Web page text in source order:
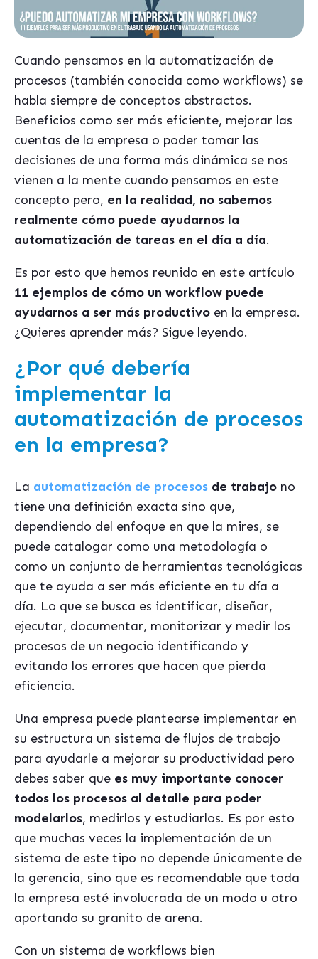
Cuando pensamos en la automatización de
procesos (también conocida como workflows) se
habla siempre de conceptos abstractos.
Beneficios como ser más eficiente, mejorar las
cuentas de la empresa o poder tomar las
decisiones de una forma más dinámica se nos
vienen a la mente cuando pensamos en este
concepto pero, en la realidad, no sabemos
realmente cómo puede ayudarnos la
automatización de tareas en el día a día.
Es por esto que hemos reunido en este artículo
11 ejemplos de cómo un workflow puede
ayudarnos a ser más productivo en la empresa.
¿Quieres aprender más? Sigue leyendo.
¿Por qué debería
implementar la
automatización de procesos
en la empresa?
La automatización de procesos de trabajo no
tiene una definición exacta sino que,
dependiendo del enfoque en que la mires, se
puede catalogar como una metodología o
como un conjunto de herramientas tecnológicas
que te ayuda a ser más eficiente en tu día a
día. Lo que se busca es identificar, diseñar,
ejecutar, documentar, monitorizar y medir los
procesos de un negocio identificando y
evitando los errores que hacen que pierda
eficiencia.
Una empresa puede plantearse implementar en
su estructura un sistema de flujos de trabajo
para ayudarle a mejorar su productividad pero
debes saber que es muy importante conocer
todos los procesos al detalle para poder
modelarlos, medirlos y estudiarlos. Es por esto
que muchas veces la implementación de un
sistema de este tipo no depende únicamente de
la gerencia, sino que es recomendable que toda
la empresa esté involucrada de un modo u otro
aportando su granito de arena.
Con un sistema de workflows bien